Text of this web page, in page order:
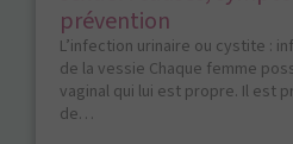
prévention
L’infection urinaire ou cystite :
de la vessie Chaque femme
vaginal qui lui est propre. Il est
de…